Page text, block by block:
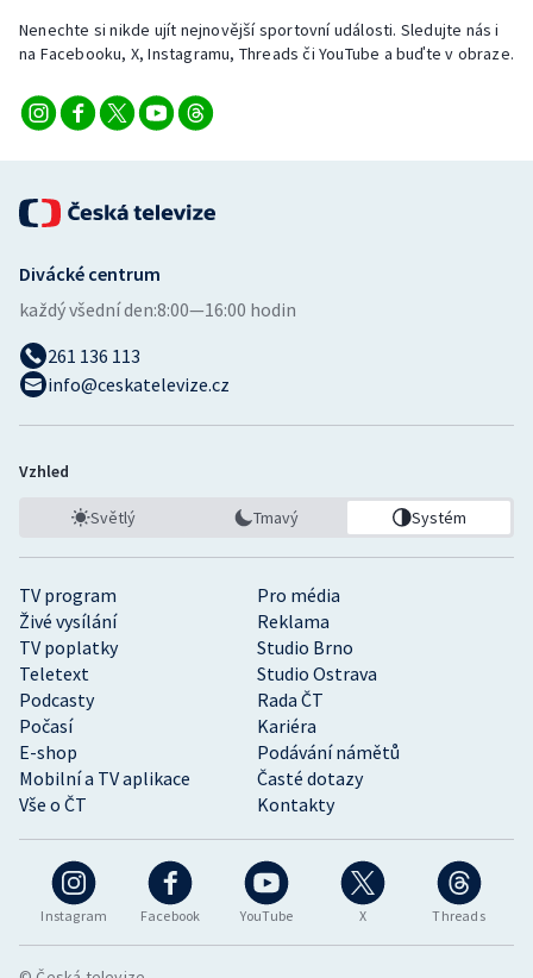
Veslování
Vodní slalom
Volejbal
Ostatní
Nenechte si nikde ujít nejnovější sportovní události. Sledujte nás i
na Facebooku, X, Instagramu, Threads či YouTube a buďte v obraze.
Instagram Facebook YouTube X Threads
TV program
Pro média
Živé vysílání
Reklama
TV poplatky
Studio Brno
Teletext
Studio Ostrava
Podcasty
Rada ČT
Počasí
Kariéra
E-shop
Podávání námětů
Mobilní a TV aplikace
Časté dotazy
Vše o ČT
Kontakty
Divácké centrum
každý všední den:8:00—16:00 hodin
261 136 113
info@ceskatelevize.cz
Vzhled
Světlý Tmavý Systém